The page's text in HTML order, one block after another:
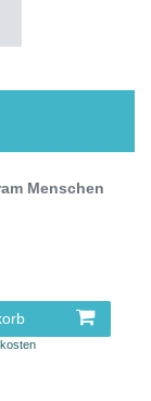
Menschen